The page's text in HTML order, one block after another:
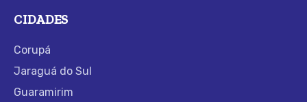
CIDADES
Corupá
Jaraguá do Sul
Guaramirim